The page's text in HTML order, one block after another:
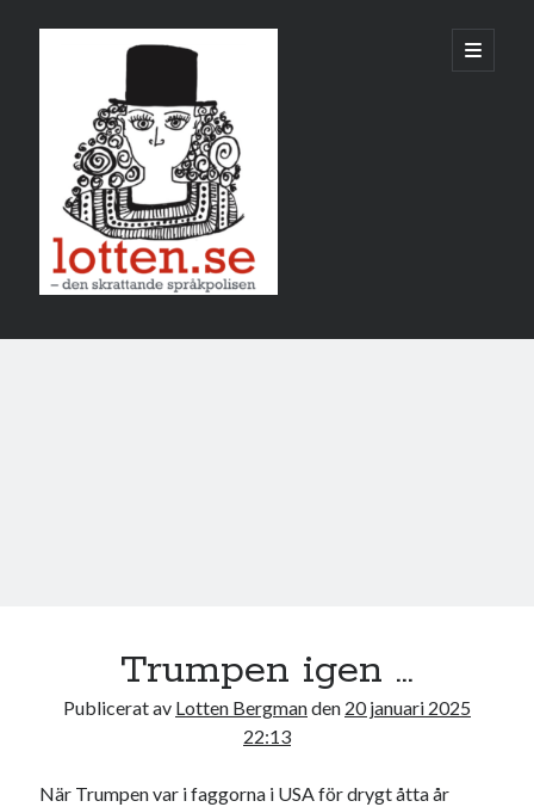
öppna
primär
Sidopanel
Trumpen igen …
Publicerat av Lotten Bergmanden 20 januari 2025
22:13
När Trumpen var i faggorna i USA för drygt åtta år